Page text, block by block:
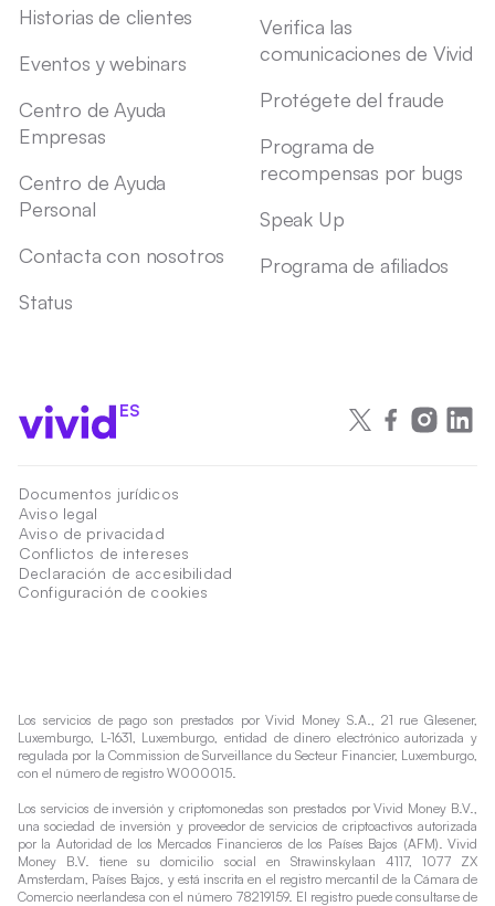
Historias de clientes
Eventos y webinars
Centro de Ayuda
Empresas
Centro de Ayuda
Personal
Contacta con nosotros
Status
Verifica las
comunicaciones de Vivid
Protégete del fraude
Programa de
recompensas por bugs
Speak Up
Programa de afiliados
ES
Documentos jurídicos
Aviso legal
Aviso de privacidad
Conflictos de intereses
Declaración de accesibilidad
Configuración de cookies
Los servicios de pago son prestados por Vivid Money S.A., 21 rue Glesener,
Luxemburgo, L-1631, Luxemburgo, entidad de dinero electrónico autorizada y
regulada por la Commission de Surveillance du Secteur Financier, Luxemburgo,
con el número de registro W000015.
Los servicios de inversión y criptomonedas son prestados por Vivid Money B.V.,
una sociedad de inversión y proveedor de servicios de criptoactivos autorizada
por la Autoridad de los Mercados Financieros de los Países Bajos (AFM). Vivid
Money B.V. tiene su domicilio social en Strawinskylaan 4117, 1077 ZX
Amsterdam, Países Bajos, y está inscrita en el registro mercantil de la Cámara de
Comercio neerlandesa con el número 78219159. El registro puede consultarse de